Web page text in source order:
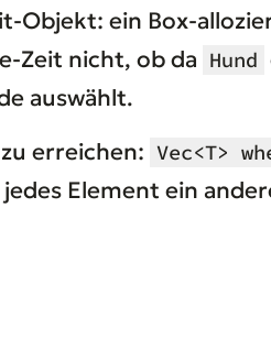
Objekt: ein Box-
Zeit nicht, ob da Hund
auswählt.
erreichen: Vec<T>
Element ein